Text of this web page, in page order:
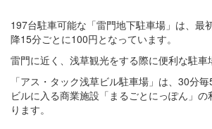
197台駐車可能な「雷門地下駐車場」は、最
降15分ごとに100円となっています。
雷門に近く、浅草観光をする際に便利な駐車
「アス・タック浅草ビル駐車場」は、30分
ビルに入る商業施設「まるごとにっぽん」
ります。